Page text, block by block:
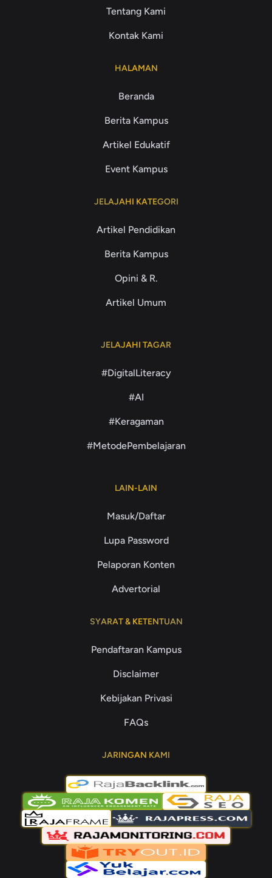
Tentang Kami
Kontak Kami
HALAMAN
Beranda
Berita Kampus
Artikel Edukatif
Event Kampus
JELAJAHI KATEGORI
Artikel Pendidikan
Berita Kampus
Opini & R.
Artikel Umum
JELAJAHI TAGAR
#DigitalLiteracy
#AI
#Keragaman
#MetodePembelajaran
LAIN-LAIN
Masuk/Daftar
Lupa Password
Pelaporan Konten
Advertorial
SYARAT & KETENTUAN
Pendaftaran Kampus
Disclaimer
Kebijakan Privasi
FAQs
JARINGAN KAMI